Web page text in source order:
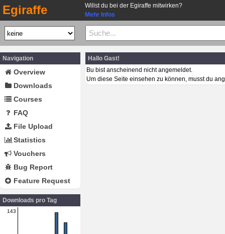
Egiraffe
Willst du bei der Egiraffe mitwirken?
Mehr Infos
Navigation
Overview
Downloads
Courses
FAQ
File Upload
Statistics
Vouchers
Bug Report
Feature Request
Downloads pro Tag
143
Hallo Gast!
Bu bist anscheinend nicht angemeldet.
Um diese Seite einsehen zu können, musst du